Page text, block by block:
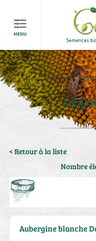
Accueil>
< Retour à la liste
Nombre
Aubergine blanche